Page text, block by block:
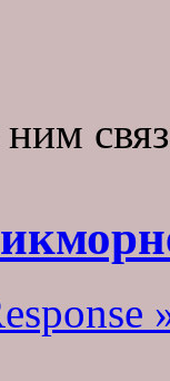
ним